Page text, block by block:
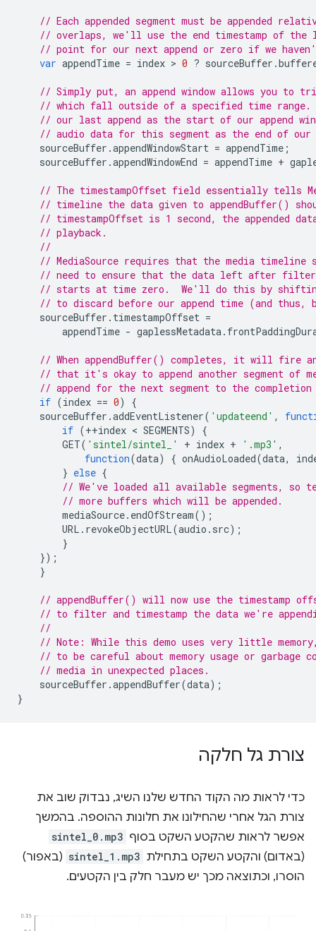
// Each appended segment must be appended
// overlaps, we'll use the end timestamp of the
// point for our next append or zero if we
var appendTime = index > 0 ? sourceBuffer .
// Simply put, an append window allows you to
// which fall outside of a specified time
// our last append as the start of our append
// audio data for this segment as the end of our
sourceBuffer .appendWindowStart = appendTime ;
sourceBuffer .appendWindowEnd = appendTime +
// The timestampOffset field essentially tells
// timeline the data given to appendBuffer()
// timestampOffset is 1 second, the appended
// playback.
//
// MediaSource requires that the media timeline
// need to ensure that the data left after
// starts at time zero.  We'll do this by
// to discard before our append time (and thus,
sourceBuffer . timestampOffset =
appendTime - gaplessMetadata.
// When appendBuffer() completes, it will fire
// that it's okay to append another segment of
// append for the next segment to the
if (index == 0)
{
sourceBuffer .addEventListener( 'updateend' ,
if (++index < SEGMENTS)
{
GET( 'sintel/sintel_' + index + '.mp3' ,
function(data) { onAudioLoaded(data,
} else {
// We've loaded all available segments, so
// more buffers which will be appended.
mediaSource. endOfStream();
URL . revokeObjectURL(audio . src);
}
});
}
// appendBuffer() will now use the timestamp
// to filter and timestamp the data we're
//
// Note: While this demo uses very little memory,
// to be careful about memory usage or garbage
// media in unexpected places.
sourceBuffer .appendBuffer(data);
}
צורת גל חלקה
כדי לראות מה הקוד החדש שלנו השיג, נבדוק שוב את
צורת הגל אחרי שהחילונו את חלונות ההוספה. בהמשך
אפשר לראות שהקטע השקט בסוף sintel_0.mp3
(באדום) והקטע השקט בתחילת sintel_1.mp3 (באפור)
הוסרו, וכתוצאה מכך יש מעבר חלק בין הקטעים.